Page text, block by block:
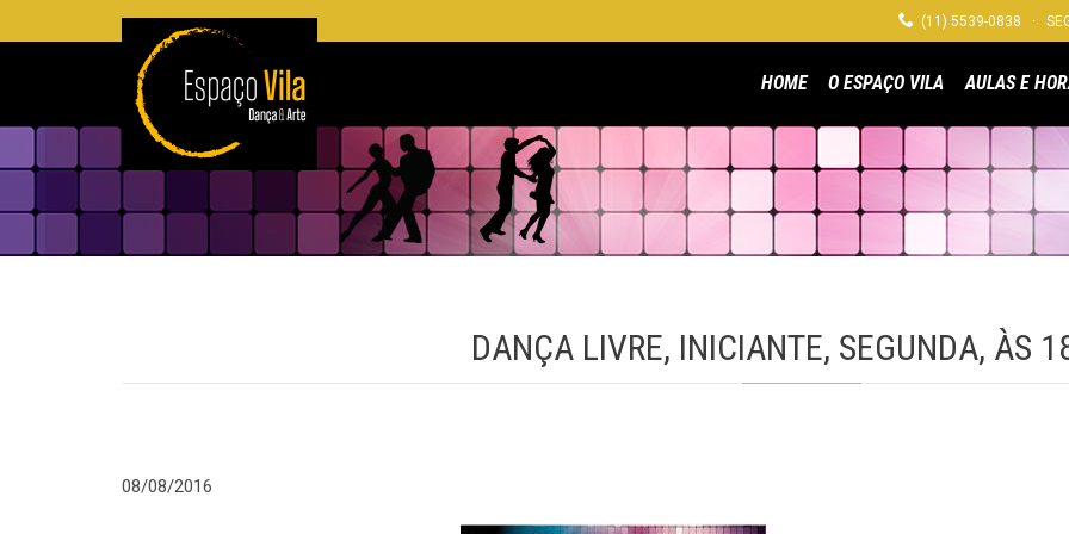
 (11) 5539-0838 ·
HOME O ESPAÇO VILA AULAS E
DANÇA LIVRE, INICIANTE, SEGUNDA, ÀS
08/08/2016